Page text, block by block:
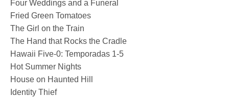
Four Weddings and a Funeral
Fried Green Tomatoes
The Girl on the Train
The Hand that Rocks the Cradle
Hawaii Five-0: Temporadas 1-5
Hot Summer Nights
House on Haunted Hill
Identity Thief